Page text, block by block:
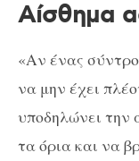
Αίσθημα
«Αν ένας
να μην έχει
υποδηλώνει την
τα όρια και να